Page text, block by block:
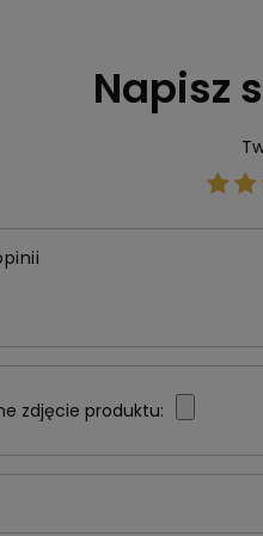
Napisz
zdjęcie produktu: